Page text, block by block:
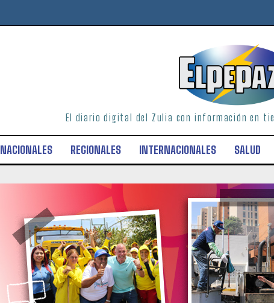
El diario digital del Zulia con información en
NACIONALES REGIONALES INTERNACIONALES SALUD